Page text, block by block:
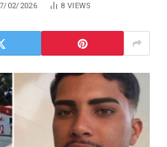
02/2026 8 VIEWS